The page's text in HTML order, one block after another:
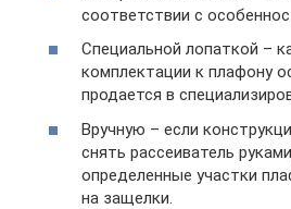
соответствии с
Специальной лопаткой –
комплектации к плафону
продается в
Вручную – если
снять рассеиватель
определенные участки
на защелки.